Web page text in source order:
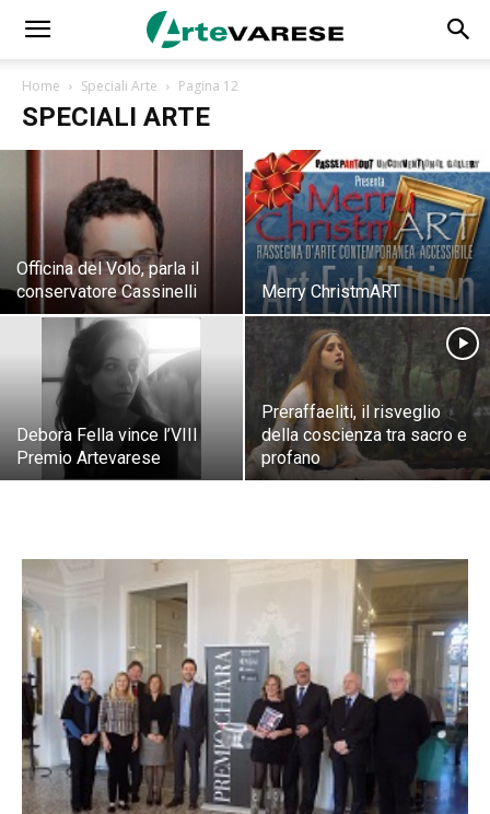
Home Speciali Arte Pagina 12
SPECIALI ARTE
Officina del Volo, parla il
conservatore Cassinelli
Merry ChristmART
Debora Fella vince l’VIII
Premio Artevarese
Preraffaeliti, il risveglio
della coscienza tra sacro e
profano